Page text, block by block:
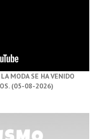
MODA SE HA VENIDO
(05-08-2026)